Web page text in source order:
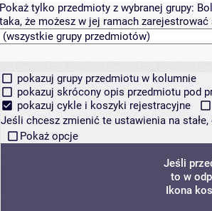
Pokaż tylko przedmioty z wybranej grupy:
taka, że możesz w jej ramach
pokazuj grupy przedmiotu w kolumnie
pokazuj skrócony opis przedmiotu pod
pokazuj cykle i koszyki rejestracyjne
Jeśli chcesz zmienić te ustawienia na
Pokaż opcje
Jeśli
to w
Ikona